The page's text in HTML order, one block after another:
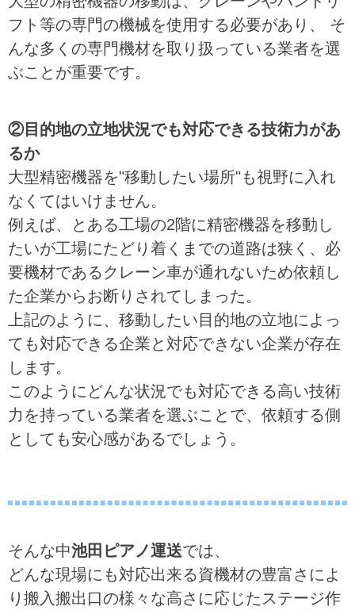
フト等の専門の機械を使用する必要があり、 そ
んな多くの専門機材を取り扱っている業者を選
ぶことが重要です。
②目的地の立地状況でも対応できる技術力があ
るか
大型精密機器を"移動したい場所"も視野に入れ
なくてはいけません。
例えば、とある工場の2階に精密機器を移動し
たいが工場にたどり着くまでの道路は狭く、必
要機材であるクレーン車が通れないため依頼し
た企業からお断りされてしまった。
上記のように、移動したい目的地の立地によっ
ても対応できる企業と対応できない企業が存在
します。
このようにどんな状況でも対応できる高い技術
力を持っている業者を選ぶことで、依頼する側
としても安心感があるでしょう。
そんな中池田ピアノ運送では、
どんな現場にも対応出来る資機材の豊富さによ
り搬入搬出口の様々な高さに応じたステージ作